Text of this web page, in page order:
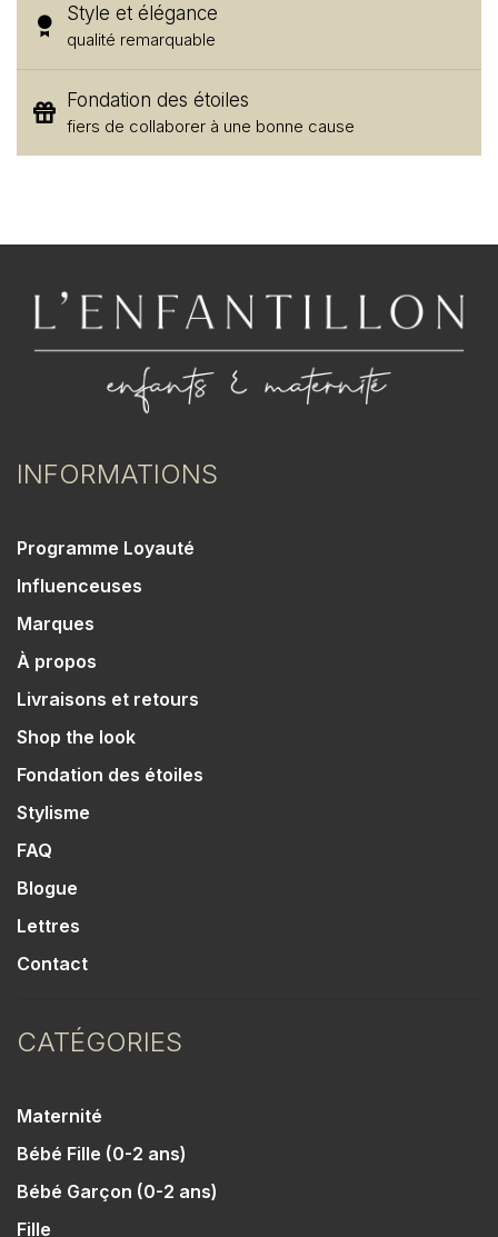
Style et élégance
qualité remarquable
Fondation des étoiles
fiers de collaborer à une bonne cause
INFORMATIONS
Programme Loyauté
Influenceuses
Marques
À propos
Livraisons et retours
Shop the look
Fondation des étoiles
Stylisme
FAQ
Blogue
Lettres
Contact
CATÉGORIES
Maternité
Bébé Fille (0-2 ans)
Bébé Garçon (0-2 ans)
Fille